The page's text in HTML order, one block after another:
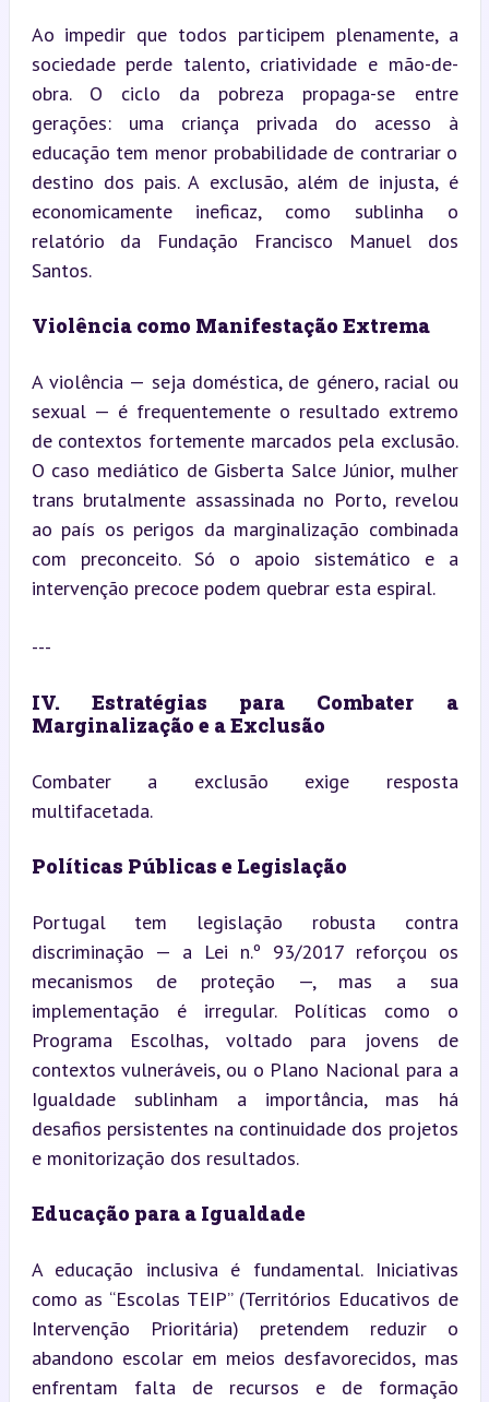
Ao impedir que todos participem plenamente, a
sociedade perde talento, criatividade e mão-de-
obra. O ciclo da pobreza propaga-se entre
gerações: uma criança privada do acesso à
educação tem menor probabilidade de contrariar o
destino dos pais. A exclusão, além de injusta, é
economicamente ineficaz, como sublinha o
relatório da Fundação Francisco Manuel dos
Santos.
Violência como Manifestação Extrema
A violência — seja doméstica, de género, racial ou
sexual — é frequentemente o resultado extremo
de contextos fortemente marcados pela exclusão.
O caso mediático de Gisberta Salce Júnior, mulher
trans brutalmente assassinada no Porto, revelou
ao país os perigos da marginalização combinada
com preconceito. Só o apoio sistemático e a
intervenção precoce podem quebrar esta espiral.
---
IV. Estratégias para Combater a
Marginalização e a Exclusão
Combater a exclusão exige resposta
multifacetada.
Políticas Públicas e Legislação
Portugal tem legislação robusta contra
discriminação — a Lei n.º 93/2017 reforçou os
mecanismos de proteção —, mas a sua
implementação é irregular. Políticas como o
Programa Escolhas, voltado para jovens de
contextos vulneráveis, ou o Plano Nacional para a
Igualdade sublinham a importância, mas há
desafios persistentes na continuidade dos projetos
e monitorização dos resultados.
Educação para a Igualdade
A educação inclusiva é fundamental. Iniciativas
como as “Escolas TEIP” (Territórios Educativos de
Intervenção Prioritária) pretendem reduzir o
abandono escolar em meios desfavorecidos, mas
enfrentam falta de recursos e de formação